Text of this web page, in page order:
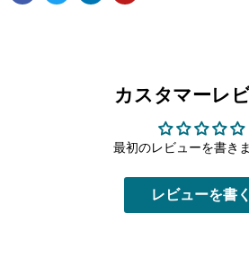
カスタマーレ
最初のレビューを書き
レビューを書く